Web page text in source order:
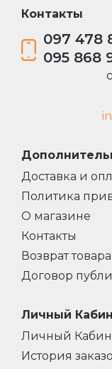
Контакты
097 478
095 868
Доставка и
Политика
О магазине
Контакты
Возврат товара
Договор
Личный
Личный
История